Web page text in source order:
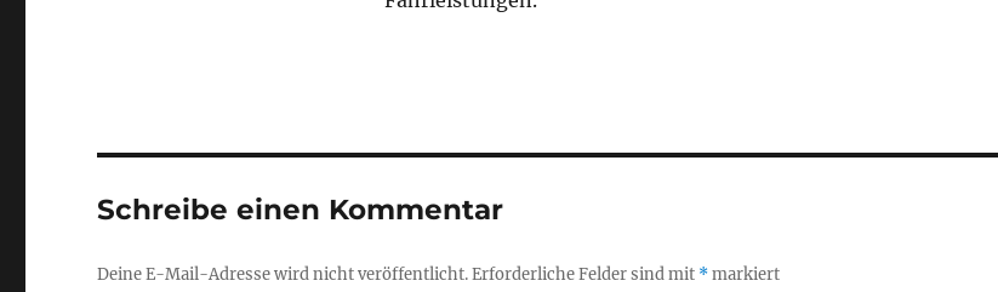
Schreibe einen Kommentar
Deine E-Mail-Adresse wird nicht veröffentlicht.Erforderliche Felder sind mit *markiert